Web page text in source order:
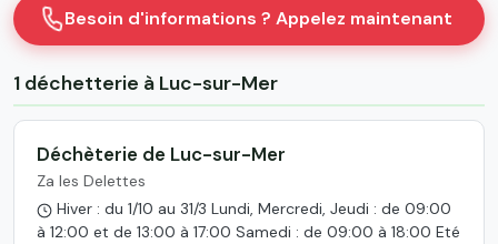
Besoin d'informations ? Appelez maintenant
1 déchetterie à Luc-sur-Mer
Déchèterie de Luc-sur-Mer
Za les Delettes
Hiver : du 1/10 au 31/3 Lundi, Mercredi, Jeudi : de 09:00
à 12:00 et de 13:00 à 17:00 Samedi : de 09:00 à 18:00 Eté